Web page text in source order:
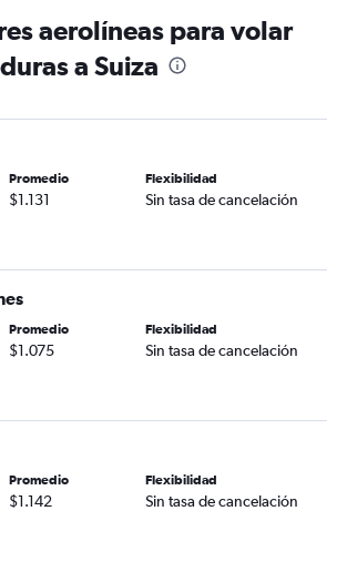
aerolíneas para volar
a Suiza
Promedio
$1.131
Flexibilidad
Sin tasa de cancelación
Promedio
$1.075
Flexibilidad
Sin tasa de cancelación
Promedio
$1.142
Flexibilidad
Sin tasa de cancelación